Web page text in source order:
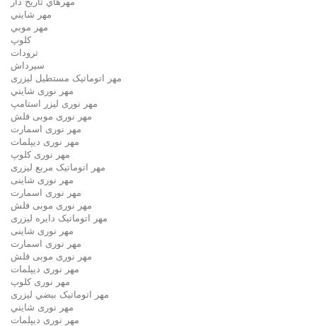
مهر شايني
مهر موبي
کلوپ
ترودات
سیرداش
مهر اتوماتیک مستطیل لیزری
مهر نوری شايني
مهر نوری لیزر استامپ
مهر نوری موبی فلش
مهر نوری اسمارت
مهر نوری ديپلمات
مهر نوری کلوپ
مهر اتوماتیک مربع لیزری
مهر نوری شاینی
مهر نوری اسمارت
مهر نوری موبی فلش
مهر اتوماتیک دايره لیزری
مهر نوری شاینی
مهر نوری اسمارت
مهر نوری موبی فلش
مهر نوری دیپلمات
مهر نوری کلوپ
مهر اتوماتیک بيضي لیزری
مهر نوری شايني
مهر نوری دیپلمات